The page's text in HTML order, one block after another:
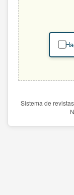
Sistema de